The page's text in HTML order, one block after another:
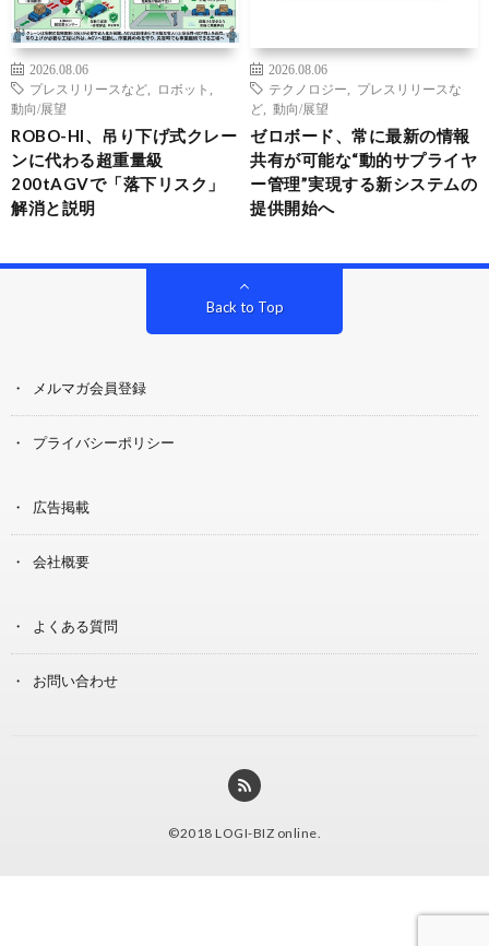
2026.08.06
プレスリリースなど
ロボット
動向/展望
ROBO-HI、吊り下げ式クレー
ンに代わる超重量級
200tAGVで「落下リスク」
解消と説明
2026.08.06
テクノロジー
プレスリリースな
ど
動向/展望
ゼロボード、常に最新の情報
共有が可能な“動的サプライヤ
ー管理”実現する新システムの
提供開始へ
Back to Top
メルマガ会員登録
プライバシーポリシー
広告掲載
会社概要
よくある質問
お問い合わせ
©2018 LOGI-BIZ online